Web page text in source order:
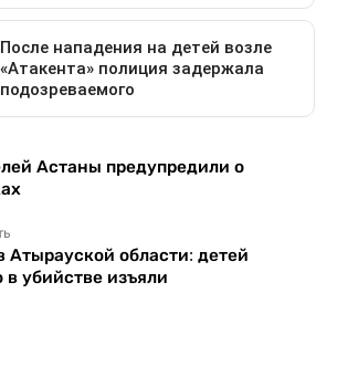
Астаны предупредили о
Атырауской области: детей
в убийстве изъяли